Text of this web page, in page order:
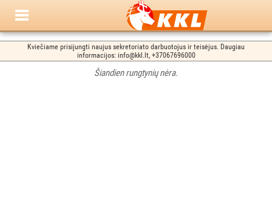
Kviečiame prisijungti naujus sekretoriato darbuotojus ir teisėjus. Daugiau
informacijos: info@kkl.lt, +37067696000
Šiandien rungtynių nėra.